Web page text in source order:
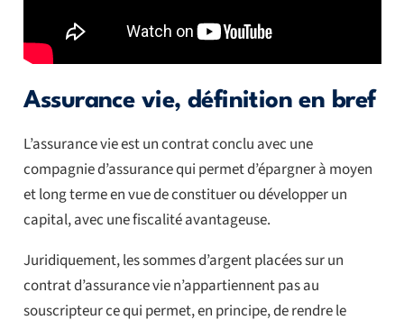
Assurance vie, définition en bref
L’assurance vie est un contrat conclu avec une
compagnie d’assurance qui permet d’épargner à moyen
et long terme en vue de constituer ou développer un
capital, avec une fiscalité avantageuse.
Juridiquement, les sommes d’argent placées sur un
contrat d’assurance vie n’appartiennent pas au
souscripteur ce qui permet, en principe, de rendre le